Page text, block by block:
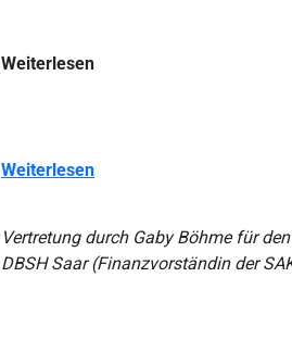
Weiterlesen
Weiterlesen
Vertretung durch Gaby Böhme für den
DBSH Saar (Finanzvorständin der